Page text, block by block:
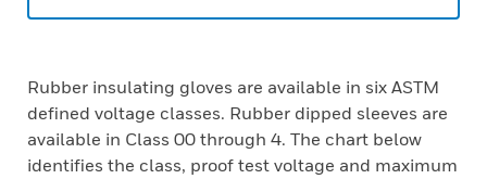
Rubber insulating gloves are available in six ASTM
defined voltage classes. Rubber dipped sleeves are
available in Class 00 through 4. The chart below
identifies the class, proof test voltage and maximum